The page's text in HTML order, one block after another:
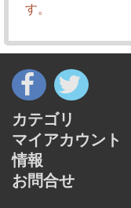
す。
カテゴリ
マイアカウント
情報
お問合せ